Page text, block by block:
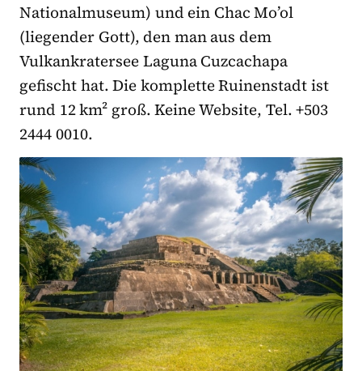
Nationalmuseum) und ein Chac Mo’ol
(liegender Gott), den man aus dem
Vulkankratersee Laguna Cuzcachapa
gefischt hat. Die komplette Ruinenstadt ist
rund 12 km² groß. Keine Website, Tel. +503
2444 0010.